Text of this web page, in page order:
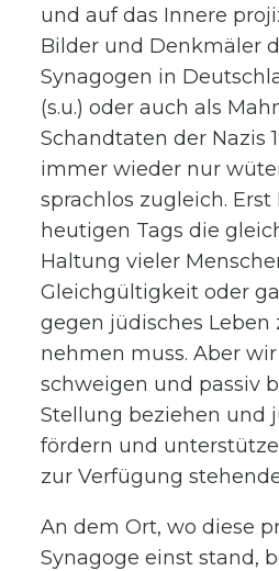
und auf das Innere
Bilder und Denkmäler
Synagogen in
(s.u.) oder auch als
Schandtaten der Nazis
immer wieder nur
sprachlos zugleich.
heutigen Tags die
Haltung vieler
Gleichgültigkeit oder
gegen jüdisches Leben
nehmen muss. Aber
schweigen und passiv
Stellung beziehen und
fördern und
zur Verfügung
An dem Ort, wo diese
Synagoge einst stand,